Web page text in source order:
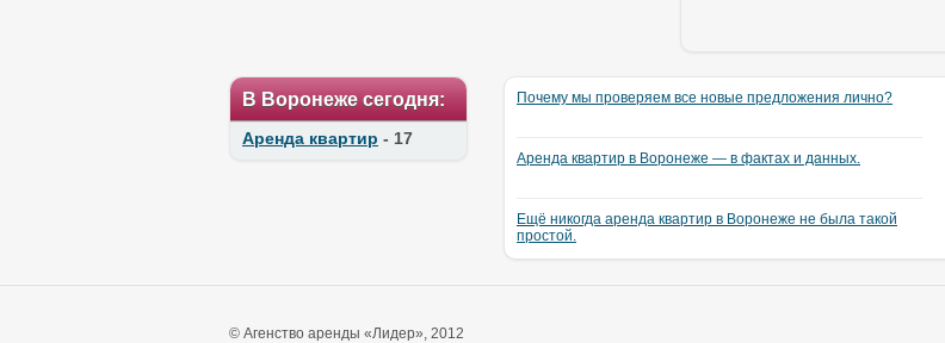
В Воронеже сегодня:
Аренда квартир - 17
Почему мы проверяем все новые предложения лично?
Аренда квартир в Воронеже — в фактах и данных.
Ещё никогда аренда квартир в Воронеже не была такой
простой.
© Агенство аренды «Лидер», 2012